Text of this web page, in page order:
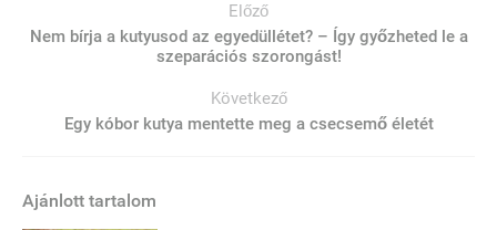
Előző
Nem bírja a kutyusod az egyedüllétet? – Így győzheted le a
szeparációs szorongást!
Következő
Egy kóbor kutya mentette meg a csecsemő életét
Ajánlott tartalom